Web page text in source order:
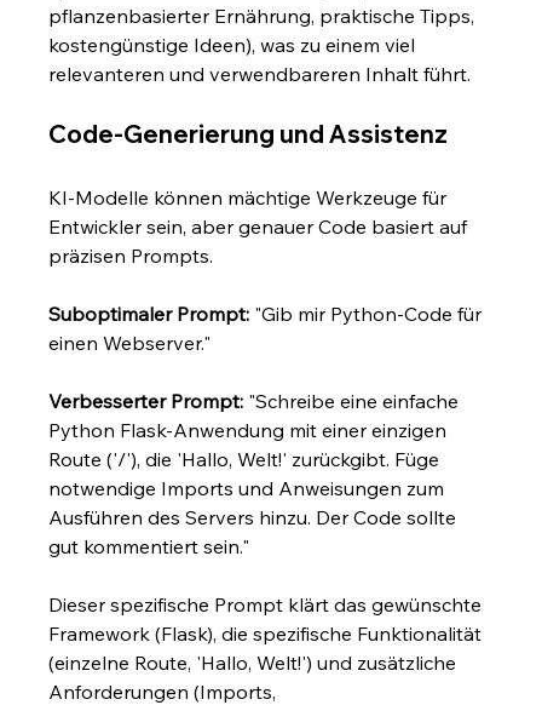
pflanzenbasierter Ernährung, praktische Tipps,
kostengünstige Ideen), was zu einem viel
relevanteren und verwendbareren Inhalt führt.
Code-Generierung und Assistenz
KI-Modelle können mächtige Werkzeuge für
Entwickler sein, aber genauer Code basiert auf
präzisen Prompts.
Suboptimaler Prompt: "Gib mir Python-Code für
einen Webserver."
Verbesserter Prompt: "Schreibe eine einfache
Python Flask-Anwendung mit einer einzigen
Route ('/'), die 'Hallo, Welt!' zurückgibt. Füge
notwendige Imports und Anweisungen zum
Ausführen des Servers hinzu. Der Code sollte
gut kommentiert sein."
Dieser spezifische Prompt klärt das gewünschte
Framework (Flask), die spezifische Funktionalität
(einzelne Route, 'Hallo, Welt!') und zusätzliche
Anforderungen (Imports,